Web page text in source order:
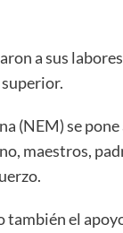
a sus
(NEM) se
maestros,
también el